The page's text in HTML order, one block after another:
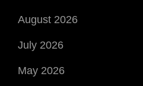
August 2026
July 2026
May 2026